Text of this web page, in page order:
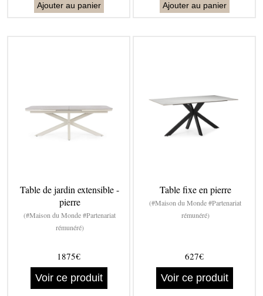
Ajouter au panier Ajouter au panier
Table de jardin extensible -
pierre
(#Maison du Monde #Partenariat
rémunéré)
1875€
Voir ce produit
Table fixe en pierre
(#Maison du Monde #Partenariat
rémunéré)
627€
Voir ce produit